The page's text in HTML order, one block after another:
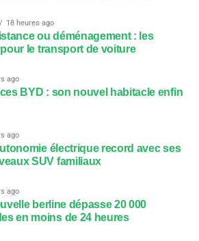
18 heures ago
ou déménagement : les
le transport de voiture
ago
BYD : son nouvel habitacle enfin
ago
électrique record avec ses
SUV familiaux
ago
berline dépasse 20 000
en moins de 24 heures